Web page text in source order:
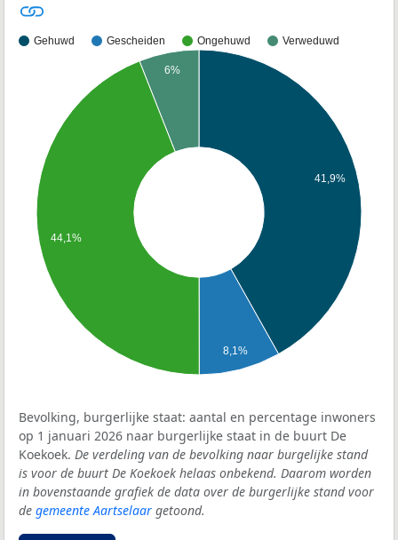
Gehuwd Gescheiden Ongehuwd Verweduwd
41,9%
8,1%
6%
44,1%
Bevolking, burgerlijke staat: aantal en percentage inwoners
op 1 januari 2026 naar burgerlijke staat in de buurt De
Koekoek. De verdeling van de bevolking naar burgelijke stand
is voor de buurt De Koekoek helaas onbekend. Daarom worden
in bovenstaande grafiek de data over de burgerlijke stand voor
de gemeente Aartselaar getoond.